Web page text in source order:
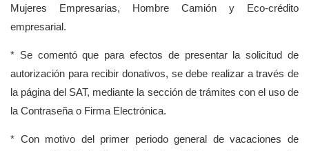
Mujeres Empresarias, Hombre Camión y Eco-crédito
empresarial.
* Se comentó que para efectos de presentar la solicitud de
autorización para recibir donativos, se debe realizar a través de
la página del SAT, mediante la sección de trámites con el uso de
la Contraseña o Firma Electrónica.
* Con motivo del primer periodo general de vacaciones de